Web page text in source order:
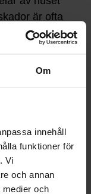
Om
innehåll
funktioner för
Vi
och annan
medier och
är ofta
reparera.
Kontrollera
Det är
från 60-talet
Om
så gott som
se till så att